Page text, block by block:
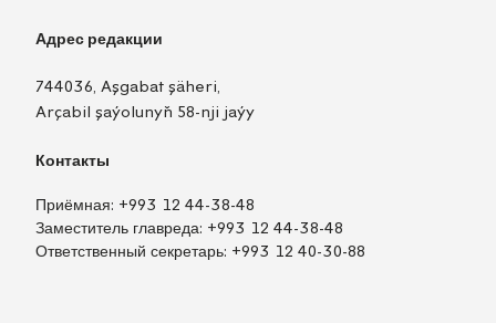
Адрес редакции
744036, Aşgabat şäheri,
Arçabil şaýolunyň 58-nji jaýy
Контакты
Приёмная: +993 12 44-38-48
Заместитель главреда: +993 12 44-38-48
Ответственный секретарь: +993 12 40-30-88